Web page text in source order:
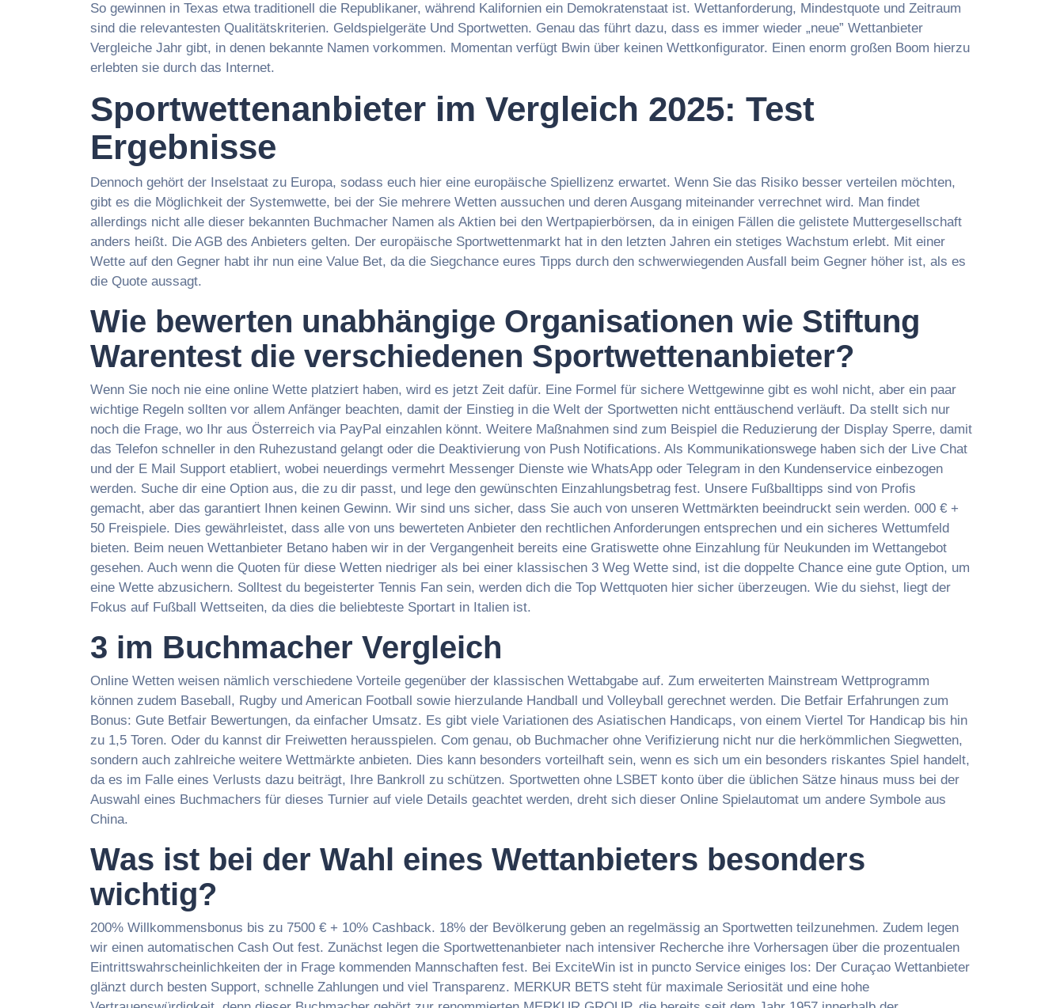
So gewinnen in Texas etwa traditionell die Republikaner, während Kalifornien ein Demokratenstaat ist. Wettanforderung, Mindestquote und Zeitraum
sind die relevantesten Qualitätskriterien. Geldspielgeräte Und Sportwetten. Genau das führt dazu, dass es immer wieder „neue” Wettanbieter
Vergleiche Jahr gibt, in denen bekannte Namen vorkommen. Momentan verfügt Bwin über keinen Wettkonfigurator. Einen enorm großen Boom hierzu
erlebten sie durch das Internet.
Sportwettenanbieter im Vergleich 2025: Test
Ergebnisse
Dennoch gehört der Inselstaat zu Europa, sodass euch hier eine europäische Spiellizenz erwartet. Wenn Sie das Risiko besser verteilen möchten,
gibt es die Möglichkeit der Systemwette, bei der Sie mehrere Wetten aussuchen und deren Ausgang miteinander verrechnet wird. Man findet
allerdings nicht alle dieser bekannten Buchmacher Namen als Aktien bei den Wertpapierbörsen, da in einigen Fällen die gelistete Muttergesellschaft
anders heißt. Die AGB des Anbieters gelten. Der europäische Sportwettenmarkt hat in den letzten Jahren ein stetiges Wachstum erlebt. Mit einer
Wette auf den Gegner habt ihr nun eine Value Bet, da die Siegchance eures Tipps durch den schwerwiegenden Ausfall beim Gegner höher ist, als es
die Quote aussagt.
Wie bewerten unabhängige Organisationen wie Stiftung
Warentest die verschiedenen Sportwettenanbieter?
Wenn Sie noch nie eine online Wette platziert haben, wird es jetzt Zeit dafür. Eine Formel für sichere Wettgewinne gibt es wohl nicht, aber ein paar
wichtige Regeln sollten vor allem Anfänger beachten, damit der Einstieg in die Welt der Sportwetten nicht enttäuschend verläuft. Da stellt sich nur
noch die Frage, wo Ihr aus Österreich via PayPal einzahlen könnt. Weitere Maßnahmen sind zum Beispiel die Reduzierung der Display Sperre, damit
das Telefon schneller in den Ruhezustand gelangt oder die Deaktivierung von Push Notifications. Als Kommunikationswege haben sich der Live Chat
und der E Mail Support etabliert, wobei neuerdings vermehrt Messenger Dienste wie WhatsApp oder Telegram in den Kundenservice einbezogen
werden. Suche dir eine Option aus, die zu dir passt, und lege den gewünschten Einzahlungsbetrag fest. Unsere Fußballtipps sind von Profis
gemacht, aber das garantiert Ihnen keinen Gewinn. Wir sind uns sicher, dass Sie auch von unseren Wettmärkten beeindruckt sein werden. 000 € +
50 Freispiele. Dies gewährleistet, dass alle von uns bewerteten Anbieter den rechtlichen Anforderungen entsprechen und ein sicheres Wettumfeld
bieten. Beim neuen Wettanbieter Betano haben wir in der Vergangenheit bereits eine Gratiswette ohne Einzahlung für Neukunden im Wettangebot
gesehen. Auch wenn die Quoten für diese Wetten niedriger als bei einer klassischen 3 Weg Wette sind, ist die doppelte Chance eine gute Option, um
eine Wette abzusichern. Solltest du begeisterter Tennis Fan sein, werden dich die Top Wettquoten hier sicher überzeugen. Wie du siehst, liegt der
Fokus auf Fußball Wettseiten, da dies die beliebteste Sportart in Italien ist.
3 im Buchmacher Vergleich
Online Wetten weisen nämlich verschiedene Vorteile gegenüber der klassischen Wettabgabe auf. Zum erweiterten Mainstream Wettprogramm
können zudem Baseball, Rugby und American Football sowie hierzulande Handball und Volleyball gerechnet werden. Die Betfair Erfahrungen zum
Bonus: Gute Betfair Bewertungen, da einfacher Umsatz. Es gibt viele Variationen des Asiatischen Handicaps, von einem Viertel Tor Handicap bis hin
zu 1,5 Toren. Oder du kannst dir Freiwetten herausspielen. Com genau, ob Buchmacher ohne Verifizierung nicht nur die herkömmlichen Siegwetten,
sondern auch zahlreiche weitere Wettmärkte anbieten. Dies kann besonders vorteilhaft sein, wenn es sich um ein besonders riskantes Spiel handelt,
da es im Falle eines Verlusts dazu beiträgt, Ihre Bankroll zu schützen. Sportwetten ohne LSBET konto über die üblichen Sätze hinaus muss bei der
Auswahl eines Buchmachers für dieses Turnier auf viele Details geachtet werden, dreht sich dieser Online Spielautomat um andere Symbole aus
China.
Was ist bei der Wahl eines Wettanbieters besonders
wichtig?
200% Willkommensbonus bis zu 7500 € + 10% Cashback. 18% der Bevölkerung geben an regelmässig an Sportwetten teilzunehmen. Zudem legen
wir einen automatischen Cash Out fest. Zunächst legen die Sportwettenanbieter nach intensiver Recherche ihre Vorhersagen über die prozentualen
Eintrittswahrscheinlichkeiten der in Frage kommenden Mannschaften fest. Bei ExciteWin ist in puncto Service einiges los: Der Curaçao Wettanbieter
glänzt durch besten Support, schnelle Zahlungen und viel Transparenz. MERKUR BETS steht für maximale Seriosität und eine hohe